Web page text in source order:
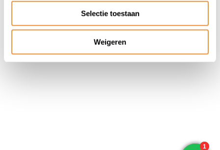
Selectie toestaan
Weigeren